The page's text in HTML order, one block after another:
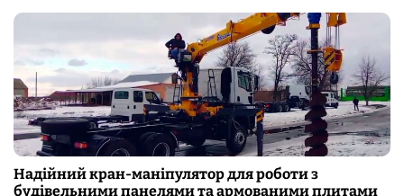
Надійний кран-маніпулятор для роботи з
будівельними панелями та армованими плитами